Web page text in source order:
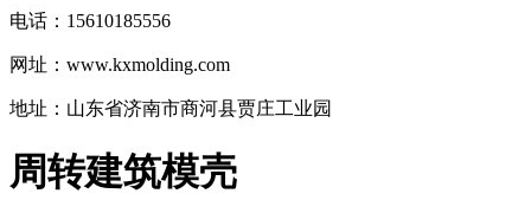
电话：15610185556
网址：www.kxmolding.com
地址：山东省济南市商河县贾庄工业园
周转建筑模壳